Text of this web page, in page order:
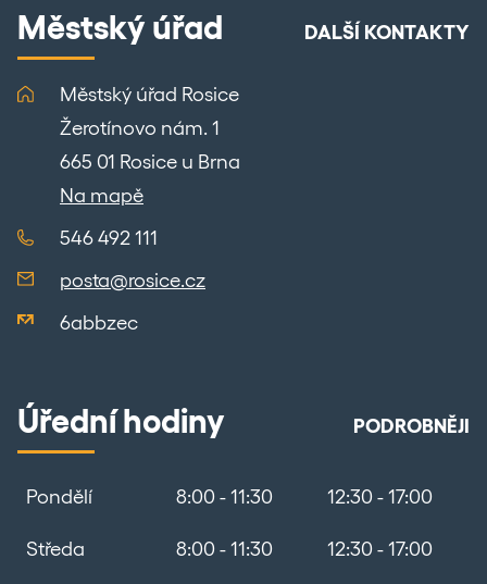
Městský úřad DALŠÍ KONTAKTY
Městský úřad Rosice
Žerotínovo nám. 1
665 01 Rosice u Brna
Na mapě
546 492 111
posta@rosice.cz
6abbzec
Úřední hodiny PODROBNĚJI
Pondělí 8:00 - 11:30 12:30 - 17:00
Středa 8:00 - 11:30 12:30 - 17:00